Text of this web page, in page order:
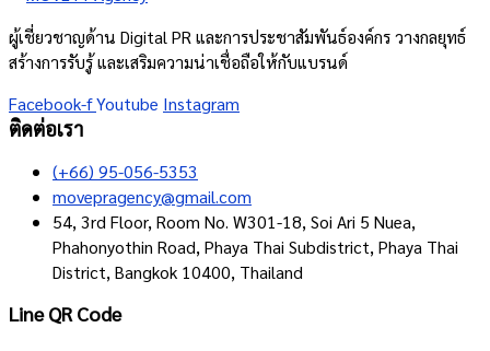
ผู้เชี่ยวชาญด้าน Digital PR และการประชาสัมพันธ์องค์กร วางกลยุทธ์
สร้างการรับรู้ และเสริมความน่าเชื่อถือให้กับแบรนด์
Facebook-fYoutube Instagram
ติดต่อเรา
(+66) 95-056-5353
movepragency@gmail.com
54, 3rd Floor, Room No. W301-18, Soi Ari 5 Nuea,
Phahonyothin Road, Phaya Thai Subdistrict, Phaya Thai
District, Bangkok 10400, Thailand
Line QR Code